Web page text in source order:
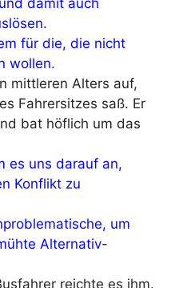
für die, die nicht
wollen.
mittleren Alters auf,
Fahrersitzes saß. Er
bat höflich um das
es uns darauf an,
Konflikt zu
um
Alternativ-
reichte es ihm.